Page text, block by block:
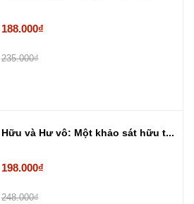
188.000₫
235.000₫
Hữu và Hư vô: Một khảo sát hữu t...
198.000₫
248.000₫